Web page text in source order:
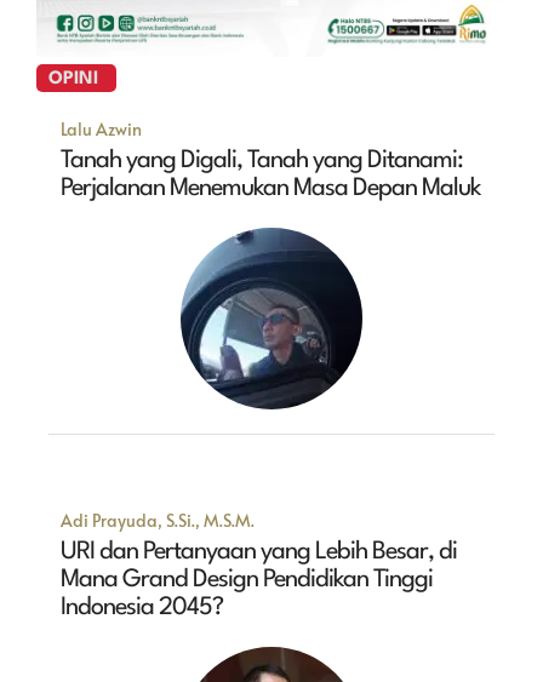
OPINI
Lalu Azwin
Tanah yang Digali, Tanah yang Ditanami:
Perjalanan Menemukan Masa Depan Maluk
Adi Prayuda, S.Si., M.S.M.
URI dan Pertanyaan yang Lebih Besar, di
Mana Grand Design Pendidikan Tinggi
Indonesia 2045?